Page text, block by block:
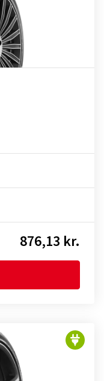
876,13 kr.